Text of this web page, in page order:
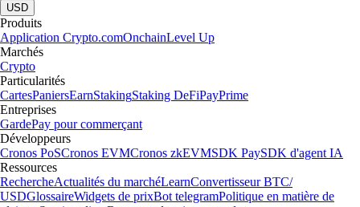
USD
Produits
Application Crypto.comOnchainLevel Up
Marchés
Crypto
Particularités
CartesPaniersEarnStakingStaking DeFiPayPrime
Entreprises
GardePay pour commerçant
Développeurs
Cronos PoSCronos EVMCronos zkEVMSDK PaySDK d'agent IA
Ressources
RechercheActualités du marchéLearnConvertisseur BTC/
USDGlossaireWidgets de prixBot telegramPolitique en matière de